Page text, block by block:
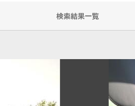
検索結果一覧